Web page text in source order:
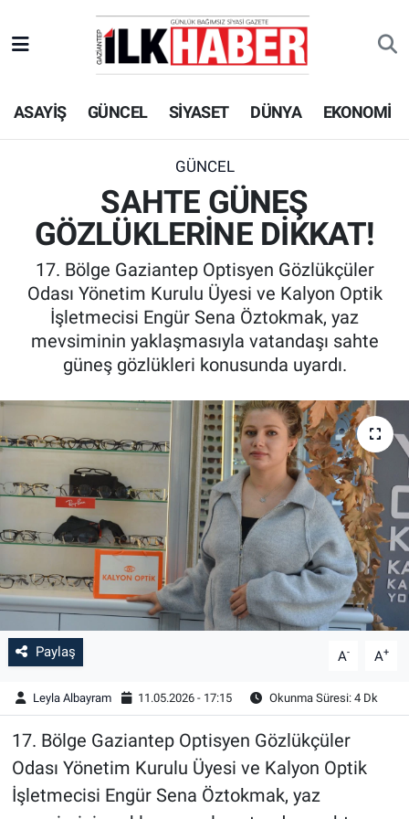
ASAYİŞ GÜNCEL SİYASET DÜNYA EKONOMİ
GÜNCEL
SAHTE GÜNEŞ
GÖZLÜKLERİNE DİKKAT!
17. Bölge Gaziantep Optisyen Gözlükçüler
Odası Yönetim Kurulu Üyesi ve Kalyon Optik
İşletmecisi Engür Sena Öztokmak, yaz
mevsiminin yaklaşmasıyla vatandaşı sahte
güneş gözlükleri konusunda uyardı.
Paylaş A- A+
Leyla Albayram 11.05.2026 - 17:15 Okunma Süresi: 4 Dk
17. Bölge Gaziantep Optisyen Gözlükçüler
Odası Yönetim Kurulu Üyesi ve Kalyon Optik
İşletmecisi Engür Sena Öztokmak, yaz
EKONOMİ
SİYASET
ASAYİŞ
EĞİTİM
KÜLTÜR - SANAT
Beyoğlu Hava Durumu
Beyoğlu Trafik Yoğunluk Haritası
Süper Lig Puan Durumu ve Fikstür
Tüm Manşetler
Haber Arşivi